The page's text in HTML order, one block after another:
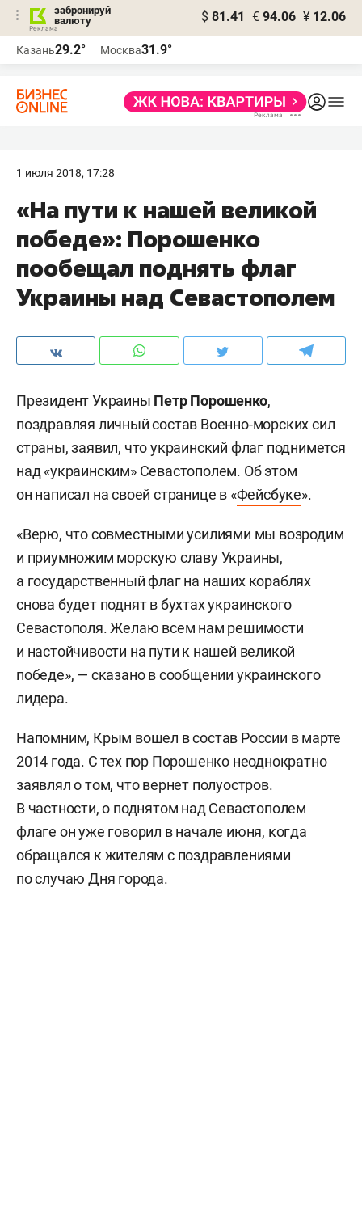
забронируй
валюту
$ 81.41 € 94.06 ¥ 12.06
Казань29.2° Москва31.9°
1 июля 2018, 17:28
«На пути к нашей великой
победе»: Порошенко
пообещал поднять флаг
Украины над Севастополем
Президент Украины Петр Порошенко,
поздравляя личный состав Военно-морских сил
страны, заявил, что украинский флаг поднимется
над «украинским» Севастополем. Об этом
он написал на своей странице в «Фейсбуке».
«Верю, что совместными усилиями мы возродим
и приумножим морскую славу Украины,
а государственный флаг на наших кораблях
снова будет поднят в бухтах украинского
Севастополя. Желаю всем нам решимости
и настойчивости на пути к нашей великой
победе», — сказано в сообщении украинского
лидера.
Напомним, Крым вошел в состав России в марте
2014 года. С тех пор Порошенко неоднократно
заявлял о том, что вернет полуостров.
В частности, о поднятом над Севастополем
флаге он уже говорил в начале июня, когда
обращался к жителям с поздравлениями
по случаю Дня города.